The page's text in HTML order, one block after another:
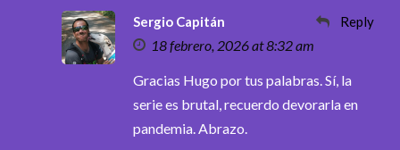
Sergio Capitán
18 febrero, 2026 at 8:32 am
Reply
Gracias Hugo por tus palabras. Sí, la
serie es brutal, recuerdo devorarla en
pandemia. Abrazo.